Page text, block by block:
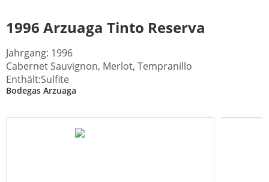
1996 Arzuaga Tinto Reserva
Jahrgang: 1996
Cabernet Sauvignon, Merlot, Tempranillo
Enthält:Sulfite
Bodegas Arzuaga